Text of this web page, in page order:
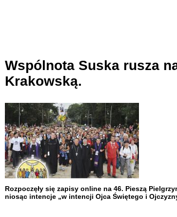
Wspólnota Suska rusza
Krakowską.
Rozpoczęły się zapisy online na 46. Pieszą
niosąc intencje „w intencji Ojca Świętego i